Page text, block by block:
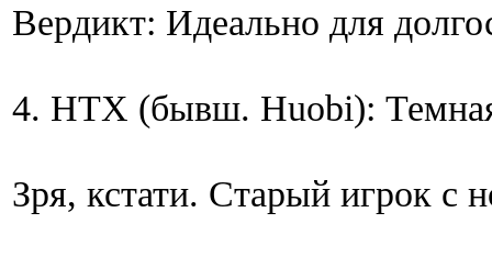
Вердикт: Идеально для
4. HTX (бывш. Huobi):
Зря, кстати. Старый игрок с